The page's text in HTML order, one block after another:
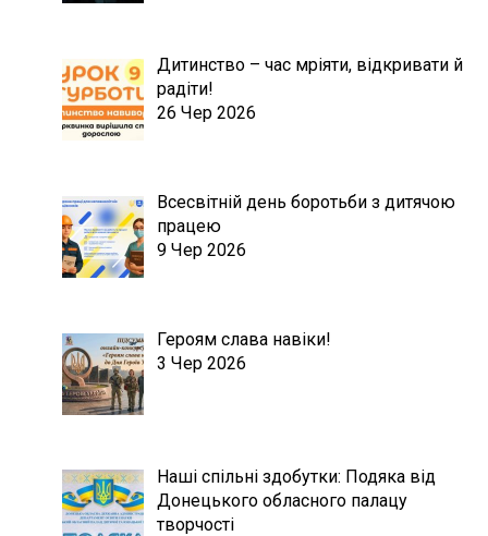
Дитинство – час мріяти, відкривати й
радіти!
26 Чер 2026
Всесвітній день боротьби з дитячою
працею
9 Чер 2026
Героям слава навіки!
3 Чер 2026
Наші спільні здобутки: Подяка від
Донецького обласного палацу
творчості